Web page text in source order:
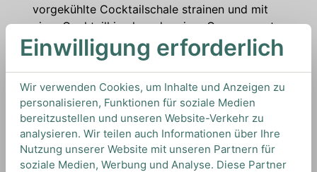
vorgekühlte Cocktailschale strainen und mit
einer Cocktailkirsche oder einer Orangenzeste
garnieren.
ZUTATEN
-6cl Scotch Whisky
-3cl Sweet Vermouth
-3 Dashes Aromatic Bitters
Einwilligung erforderlich
Wir verwenden Cookies, um Inhalte und Anzeigen zu
personalisieren, Funktionen für soziale Medien
bereitzustellen und unseren Website-Verkehr zu
analysieren. Wir teilen auch Informationen über Ihre
Nutzung unserer Website mit unseren Partnern für
soziale Medien, Werbung und Analyse. Diese Partner